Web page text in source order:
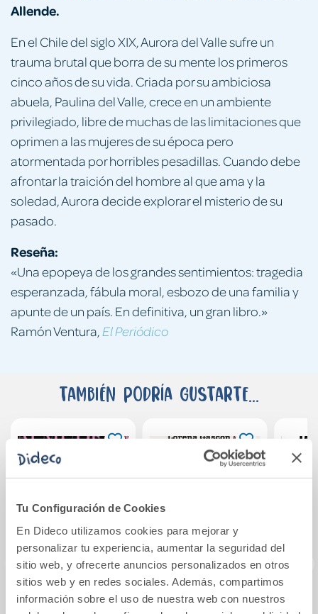
Tu Configuración de Cookies
En Dideco utilizamos cookies para mejorar y
personalizar tu experiencia, aumentar la seguridad del
sitio web, y ofrecerte anuncios personalizados en otros
sitios web y en redes sociales. Además, compartimos
información sobre el uso de nuestra web con nuestros
Allende.
En el Chile del siglo XIX, Aurora del Valle sufre un
trauma brutal que borra de su mente los primeros
cinco años de su vida. Criada por su ambiciosa
abuela, Paulina del Valle, crece en un ambiente
privilegiado, libre de muchas de las limitaciones que
oprimen a las mujeres de su época pero
atormentada por horribles pesadillas. Cuando debe
afrontar la traición del hombre al que ama y la
soledad, Aurora decide explorar el misterio de su
pasado.
Reseña:
«Una epopeya de los grandes sentimientos: tragedia
esperanzada, fábula moral, esbozo de una familia y
apunte de un país. En definitiva, un gran libro.»
Ramón Ventura,El Periódico
También podría gustarte...
Las edades de Lulú
Querido cerebro,